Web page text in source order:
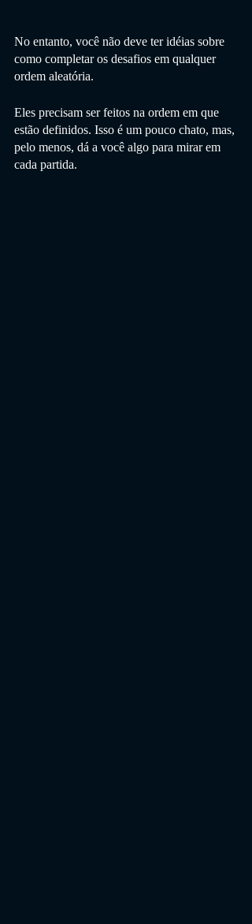
No entanto, você não deve ter idéias sobre
como completar os desafios em qualquer
ordem aleatória.
Eles precisam ser feitos na ordem em que
estão definidos. Isso é um pouco chato, mas,
pelo menos, dá a você algo para mirar em
cada partida.